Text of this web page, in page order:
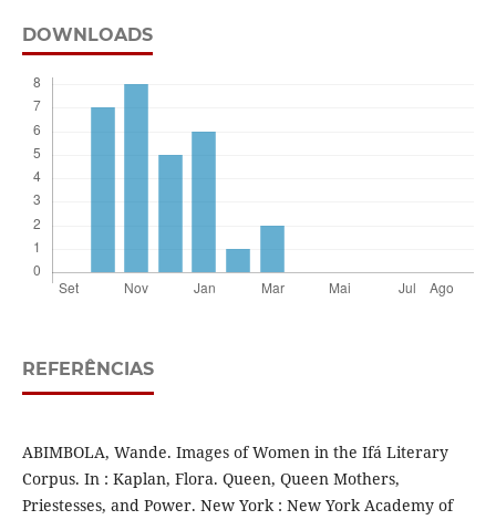
DOWNLOADS
REFERÊNCIAS
ABIMBOLA, Wande. Images of Women in the Ifá Literary
Corpus. In : Kaplan, Flora. Queen, Queen Mothers,
Priestesses, and Power. New York : New York Academy of